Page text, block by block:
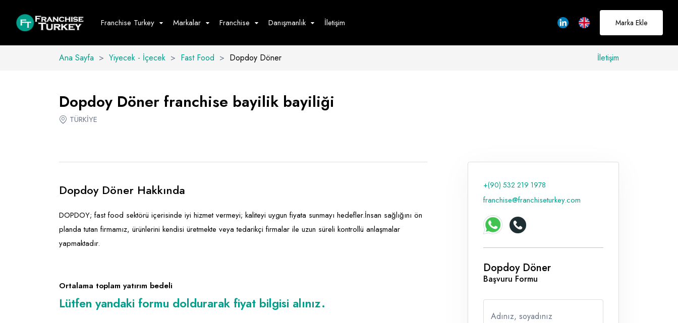
Franchise Turkey Markalar
Yiyecek - İçecek
Hepsini Göster
buradayız
Hakkımızda
Franchise Danışmanlık İletişim Marka Ekle
Ana Sayfa > Yiyecek - İçecek > Fast Food > Dopdoy Döner İletişim
Dopdoy Döner franchise bayilik bayiliği
TÜRKİYE
Dopdoy Döner Hakkında
DOPDOY; fast food sektörü içerisinde iyi hizmet vermeyi; kaliteyi uygun fiyata sunmayı hedefler.İnsan sağlığını ön
planda tutan firmamız, ürünlerini kendisi üretmekte veya tedarikçi firmalar ile uzun süreli kontrollü anlaşmalar
yapmaktadır.
Ortalama toplam yatırım bedeli
Lütfen yandaki formu doldurarak fiyat bilgisi alınız.
+(90) 532 219 1978
franchise@franchiseturkey.com
Dopdoy Döner
Başvuru Formu
Adınız, soyadınız